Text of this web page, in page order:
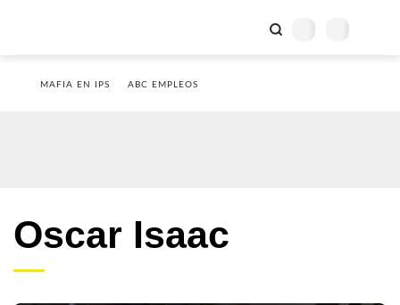
MAFIA EN IPS ABC EMPLEOS
Oscar Isaac